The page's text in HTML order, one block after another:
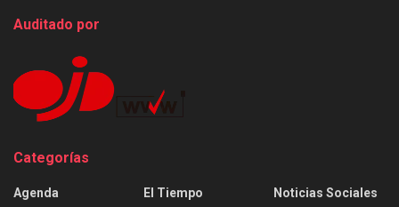
Auditado por
Categorías
Agenda
El Tiempo
Noticias Sociales